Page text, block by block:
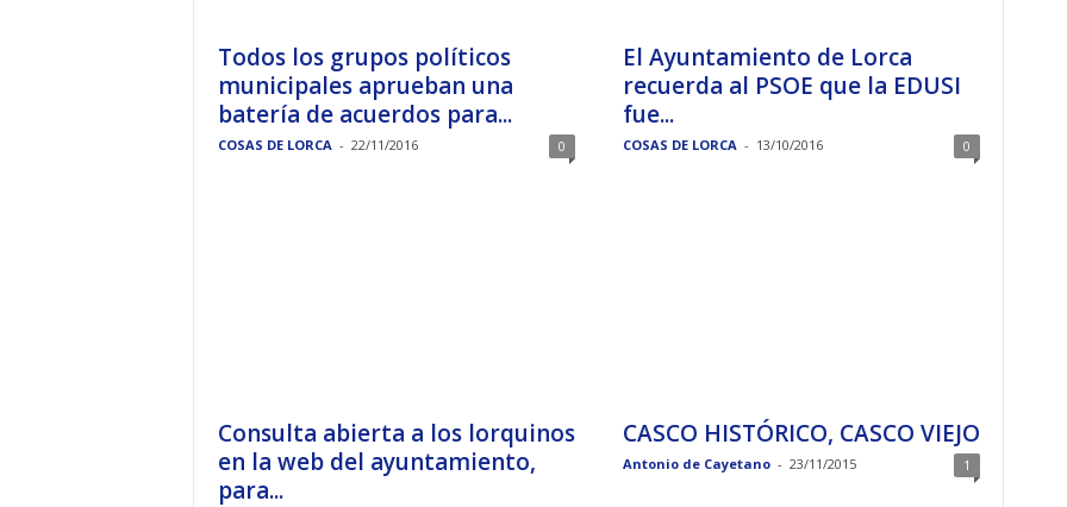
Todos los grupos políticos
municipales aprueban una
batería de acuerdos para...
COSAS DE LORCA - 22/11/2016 0
El Ayuntamiento de Lorca
recuerda al PSOE que la EDUSI
fue...
COSAS DE LORCA - 13/10/2016 0
Consulta abierta a los lorquinos
en la web del ayuntamiento,
para...
CASCO HISTÓRICO, CASCO VIEJO
Antonio de Cayetano - 23/11/2015 1